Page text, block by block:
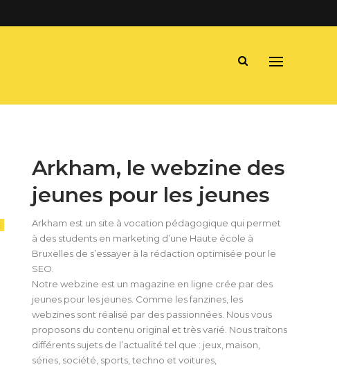
Arkham, le webzine des
jeunes pour les jeunes
Arkham est un site à vocation pédagogique qui permet
à des students en marketing d’une Haute école à
Bruxelles de s’essayer à la rédaction optimisée pour le
SEO.
Notre webzine est un magazine en ligne crée par des
jeunes pour les jeunes. Comme les fanzines, les
webzines sont réalisé par des passionnées. Nous vous
proposons du contenu original et très varié. Nous traitons
différents sujets de l’actualité tel que : jeux, maison,
séries, société, sports, techno et voitures,